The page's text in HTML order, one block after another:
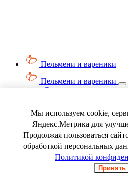
Пельмени и вареники
Пельмени и вареники
Смотреть весь раздел
Ягода замороженная
Мы используем cookie,
Яндекс.Метрика для
Продолжая пользоваться
обработкой персональных
Политикой
Принять